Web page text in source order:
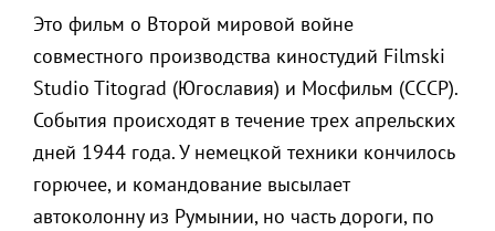
Это фильм о Второй мировой войне
совместного производства киностудий Filmski
Studio Titograd (Югославия) и Мосфильм (СССР).
События происходят в течение трех апрельских
дней 1944 года. У немецкой техники кончилось
горючее, и командование высылает
автоколонну из Румынии, но часть дороги, по